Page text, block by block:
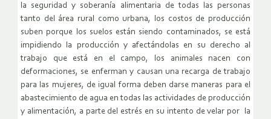
la seguridad y soberanía alimentaria de todas las personas
tanto del área rural como urbana, los costos de producción
suben porque los suelos están siendo contaminados, se está
impidiendo la producción y afectándolas en su derecho al
trabajo que está en el campo, los animales nacen con
deformaciones, se enferman y causan una recarga de trabajo
para las mujeres, de igual forma deben darse maneras para el
abastecimiento de agua en todas las actividades de producción
y alimentación, a parte del estrés en su intento de velar por la